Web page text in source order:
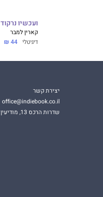
ועכשיו נרקוד
קארין למבר
דיגיטלי 44 ₪
יצירת קשר
office@indiebook.co.il
שדרות הרכס 13, מודיעין